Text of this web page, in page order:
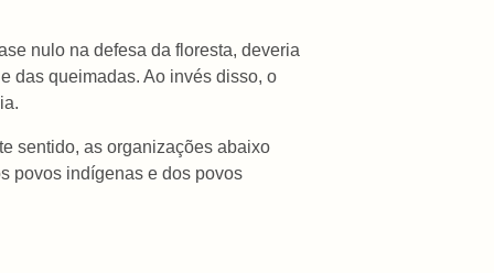
nulo na defesa da floresta, deveria
das queimadas. Ao invés disso, o
sentido, as organizações abaixo
povos indígenas e dos povos